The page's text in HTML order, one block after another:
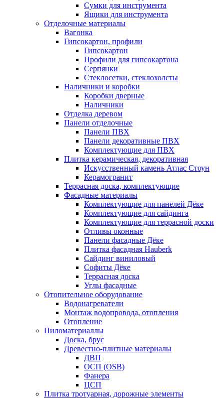
Сумки для инструмента
Ящики для инструмента
Отделочные материалы
Вагонка
Гипсокартон, профили
Гипсокартон
Профили для гипсокартона
Серпянки
Стеклосетки, стеклохолсты
Наличники и коробки
Коробки дверные
Наличники
Отделка деревом
Панели отделочные
Панели ПВХ
Панели декоративные ПВХ
Комплектующие для ПВХ
Плитка керамическая, декоративная
Искусственный камень Атлас Стоун
Керамогранит
Террасная доска, комплектующие
Фасадные материалы
Комплектующие для панелей Дёке
Комплектующие для сайдинга
Комплектующие для террасной доски
Отливы оконные
Панели фасадные Дёке
Плитка фасадная Hauberk
Сайдинг виниловый
Софиты Дёке
Террасная доска
Углы фасадные
Отопительное оборудование
Водонагреватели
Монтаж водопровода, отопления
Отопление
Пиломатериаллы
Доска, брус
Древестно-плитные материалы
ДВП
ОСП (OSB)
Фанера
ЦСП
Плитка тротуарная, дорожные элементы